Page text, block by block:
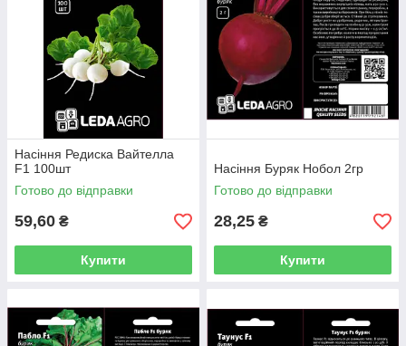
Насіння Редиска Вайтелла
F1 100шт
Готово до відправки
59,60 ₴
Купити
Насіння Буряк Нобол 2гр
Готово до відправки
28,25 ₴
Купити